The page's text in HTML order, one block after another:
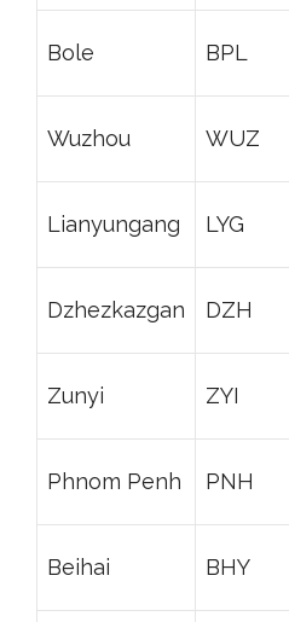
Bole BPL
Wuzhou WUZ
Lianyungang LYG
Dzhezkazgan DZH
Zunyi ZYI
Phnom Penh PNH
Beihai BHY